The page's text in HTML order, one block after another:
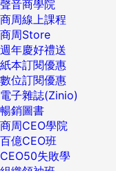
聲音商學院
商周線上課程
商周Store
週年慶好禮送
紙本訂閱優惠
數位訂閱優惠
電子雜誌(Zinio)
暢銷圖書
商周CEO學院
百億CEO班
CEO50失敗學